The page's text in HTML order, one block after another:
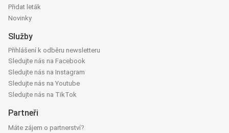
Přidat leták
Novinky
Služby
Přihlášení k odběru newsletteru
Sledujte nás na Facebook
Sledujte nás na Instagram
Sledujte nás na Youtube
Sledujte nás na TikTok
Partneři
Máte zájem o partnerství?